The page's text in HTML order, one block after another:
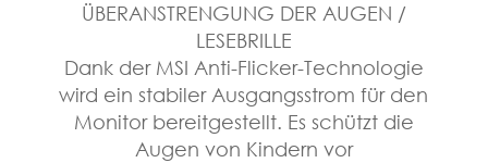
ÜBERANSTRENGUNG DER AUGEN /
LESEBRILLE
Dank der MSI Anti-Flicker-Technologie
wird ein stabiler Ausgangsstrom für den
Monitor bereitgestellt. Es schützt die
Augen von Kindern vor